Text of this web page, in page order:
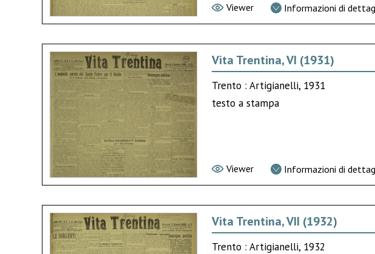
Viewer Informazioni di
Vita Trentina, VI (1931)
Trento : Artigianelli, 1931
testo a stampa
Viewer Informazioni di
Vita Trentina, VII (1932)
Trento : Artigianelli, 1932